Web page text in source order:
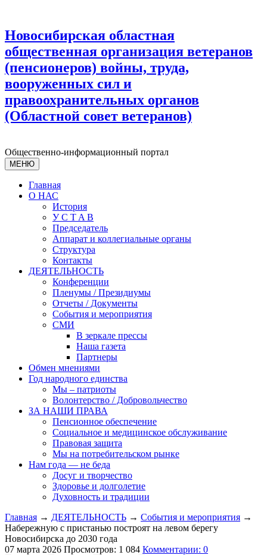
Новосибирская областная
общественная организация ветеранов
(пенсионеров) войны, труда,
вооруженных сил и
правоохранительных органов
(Областной совет ветеранов)
Общественно-информационный портал
МЕНЮ
Главная
О НАС
История
У С T A B
Председатель
Аппарат и коллегиальные органы
Структура
Контакты
ДЕЯТЕЛЬНОСТЬ
Конференции
Пленумы / Президиумы
Отчеты / Документы
События и мероприятия
СМИ
В зеркале прессы
Наша газета
Партнеры
Обмен мнениями
Год народного единства
Мы – патриоты
Волонтерство / Добровольчество
ЗА НАШИ ПРАВА
Пенсионное обеспечение
Социальное и медицинское обслуживание
Правовая защита
Мы на потребительском рынке
Нам года — не беда
Досуг и творчество
Здоровье и долголетие
Духовность и традиции
Главная → ДЕЯТЕЛЬНОСТЬ → События и мероприятия →
Набережную с пристанью построят на левом берегу
Новосибирска до 2030 года
07 марта 2026 Просмотров: 1 084 Комментарии: 0